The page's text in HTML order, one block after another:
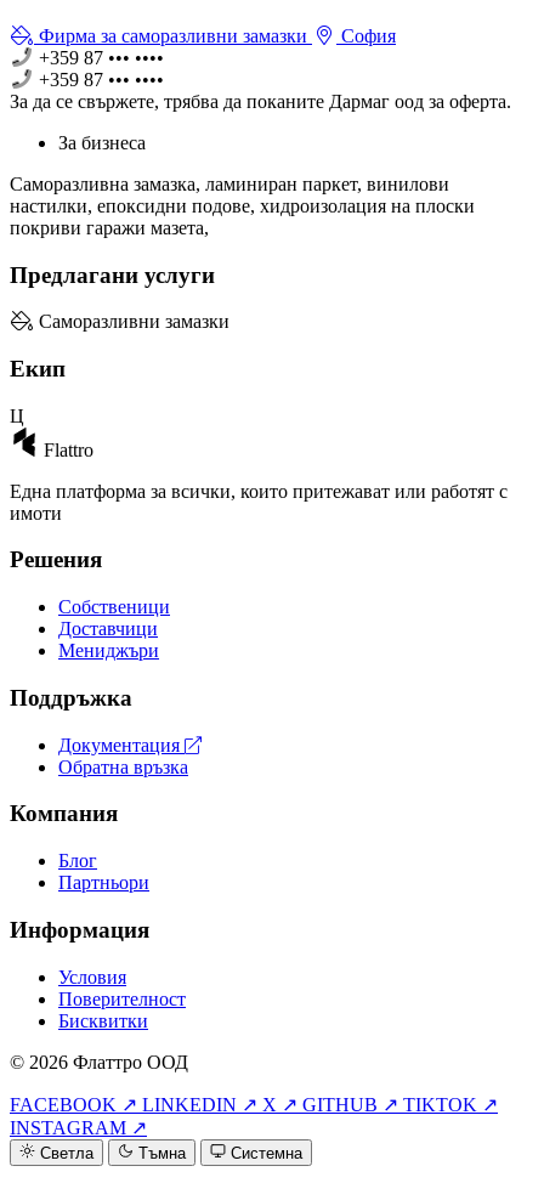
Фирма за саморазливни замазки
София
+359 87 ••• ••••
+359 87 ••• ••••
За да се свържете, трябва дa поканите Дармаг оод за оферта.
За бизнеса
Саморазливна замазка, ламиниран паркет, винилови
настилки, епоксидни подове, хидроизолация на плоски
покриви гаражи мазета,
Предлагани услуги
Саморазливни замазки
Екип
Ц
Flattro
Една платформа за всички, които притежават или работят с
имоти
Решения
Собственици
Доставчици
Мениджъри
Поддръжка
Документация
Обратна връзка
Компания
Блог
Партньори
Информация
Условия
Поверителност
Бисквитки
© 2026 Флаттро ООД
FACEBOOK ↗ LINKEDIN ↗ X ↗ GITHUB ↗ TIKTOK ↗
INSTAGRAM ↗
Светла Тъмна Системна